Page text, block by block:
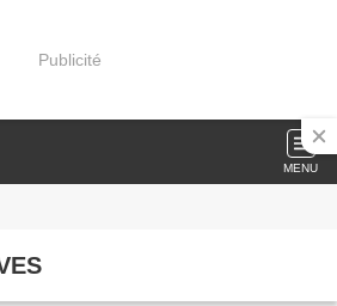
Publicité
MENU